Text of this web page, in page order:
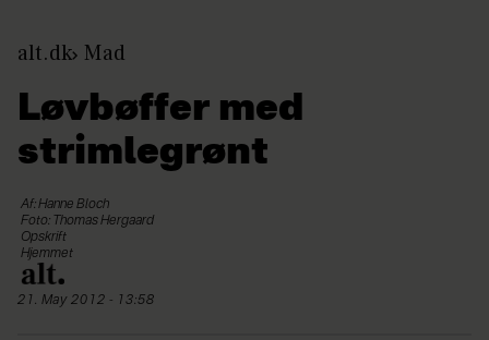
alt.dk Mad
Løvbøffer med
strimlegrønt
Af: Hanne Bloch
Foto: Thomas Hergaard
Opskrift
Hjemmet
21. May 2012 - 13:58